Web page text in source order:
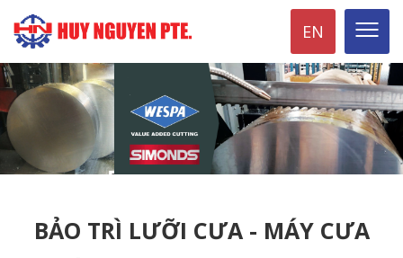
EN
BẢO TRÌ LƯỠI CƯA - MÁY CƯA